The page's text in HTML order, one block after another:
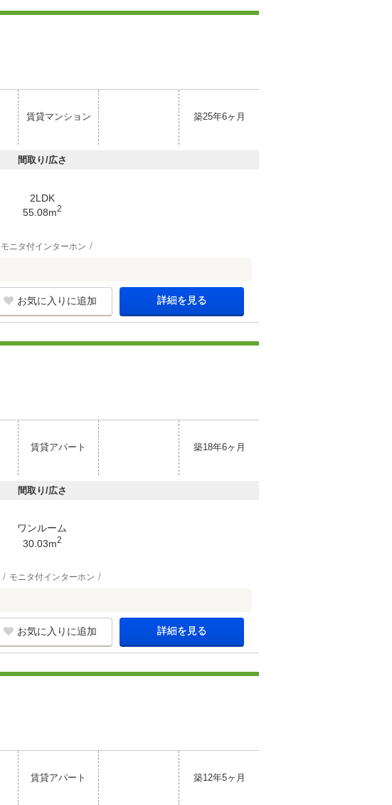
賃貸マンション 築25年6ヶ月
間取り/広さ
2LDK
55.08m2
モニタ付インターホン
お気に入りに追加 詳細を見る
賃貸アパート 築18年6ヶ月
間取り/広さ
ワンルーム
30.03m2
モニタ付インターホン
お気に入りに追加 詳細を見る
賃貸アパート 築12年5ヶ月